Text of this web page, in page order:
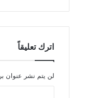
اترك تعليقاً
لن يتم نشر عنوان